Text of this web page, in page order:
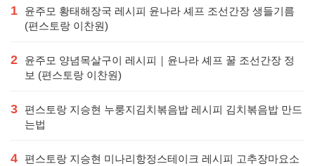
1
윤주모 황태해장국 레시피 윤나라 셰프 조선간장 생들기름
(편스토랑 이찬원)
2
윤주모 양념목살구이 레시피｜윤나라 셰프 꿀 조선간장 정
보 (편스토랑 이찬원)
3
편스토랑 지승현 누룽지김치볶음밥 레시피 김치볶음밥 만드
는법
4
편스토랑 지승현 미나리항정스테이크 레시피 고추장마요소